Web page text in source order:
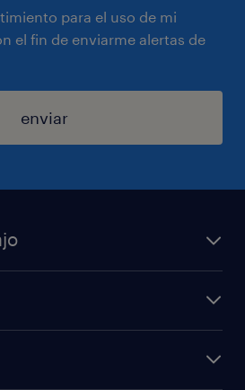
para el uso de mi
el fin de enviarme alertas de
enviar